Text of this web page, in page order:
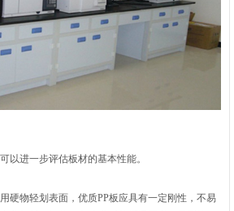
以进一步评估板材的基本性能。
硬物轻划表面，优质PP板应具有一定刚性，不易